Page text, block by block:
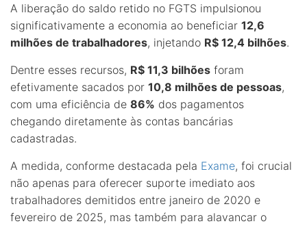
A liberação do saldo retido no FGTS impulsionou
significativamente a economia ao beneficiar 12,6
milhões de trabalhadores, injetando R$ 12,4 bilhões.
Dentre esses recursos, R$ 11,3 bilhões foram
efetivamente sacados por 10,8 milhões de pessoas,
com uma eficiência de 86% dos pagamentos
chegando diretamente às contas bancárias
cadastradas.
A medida, conforme destacada pela Exame, foi crucial
não apenas para oferecer suporte imediato aos
trabalhadores demitidos entre janeiro de 2020 e
fevereiro de 2025, mas também para alavancar o